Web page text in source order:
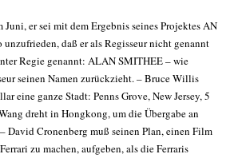
er sei mit dem Ergebnis seines Projektes AN
daß er als Regisseur nicht genannt
Regie genannt: ALAN SMITHEE – wie
seinen Namen zurückzieht. – Bruce Willis
eine ganze Stadt: Penns Grove, New Jersey, 5
dreht in Hongkong, um die Übergabe an
David Cronenberg muß seinen Plan, einen Film
zu machen, aufgeben, als die Ferraris